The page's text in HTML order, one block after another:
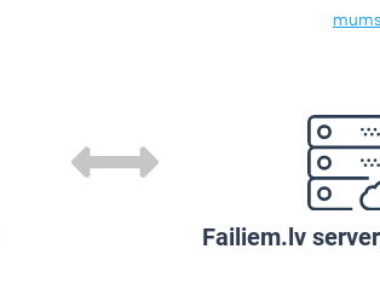
Failiem.lv